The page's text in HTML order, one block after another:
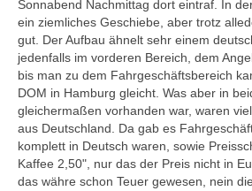
Sonnabend Nachmittag dort eintraf. In
ein ziemliches Geschiebe, aber trotz
gut. Der Aufbau ähnelt sehr einem
jedenfalls im vorderen Bereich, dem
bis man zu dem Fahrgeschäftsbereich
DOM in Hamburg gleicht. Was aber in
gleichermaßen vorhanden war, waren
aus Deutschland. Da gab es
komplett in Deutsch waren, sowie
Kaffee 2,50", nur das der Preis nicht in
das währe schon Teuer gewesen, nein